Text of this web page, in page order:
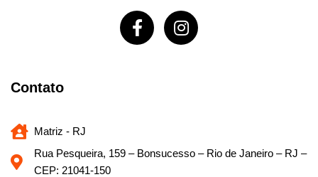
Contato
Matriz - RJ
Rua Pesqueira, 159 – Bonsucesso – Rio de Janeiro – RJ –
CEP: 21041-150